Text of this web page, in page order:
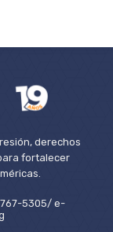
derechos
fortalecer
5305/ e-